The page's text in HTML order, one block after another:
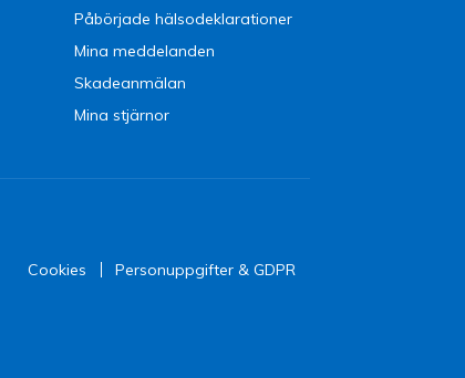
Påbörjade hälsodeklarationer
Mina meddelanden
Skadeanmälan
Mina stjärnor
Cookies Personuppgifter & GDPR